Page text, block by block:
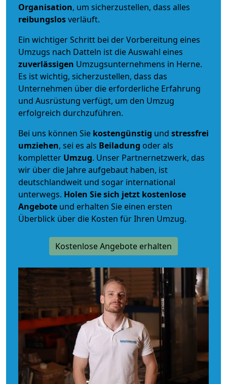
Organisation, um sicherzustellen, dass alles
reibungslosverläuft.
Ein wichtiger Schritt bei der Vorbereitung eines
Umzugs nach Datteln ist die Auswahl eines
zuverlässigen Umzugsunternehmens in Herne.
Es ist wichtig, sicherzustellen, dass das
Unternehmen über die erforderliche Erfahrung
und Ausrüstung verfügt, um den Umzug
erfolgreich durchzuführen.
Bei uns können Sie kostengünstig und stressfrei
umziehen, sei es als Beiladung oder als
kompletter Umzug. Unser Partnernetzwerk, das
wir über die Jahre aufgebaut haben, ist
deutschlandweit und sogar international
unterwegs. Holen Sie sich jetzt kostenlose
Angebote und erhalten Sie einen ersten
Überblick über die Kosten für Ihren Umzug.
Kostenlose Angebote erhalten